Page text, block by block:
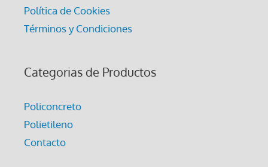
Política de Cookies
Términos y Condiciones
Categorias de Productos
Policoncreto
Polietileno
Contacto